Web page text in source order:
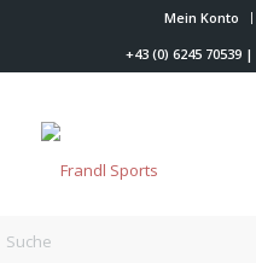
Mein Konto
+43 (0) 6245 70539|
Du bist hier: